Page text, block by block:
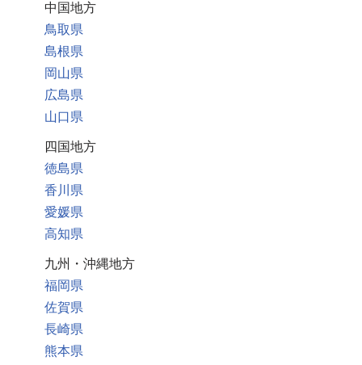
中国地方
鳥取県
島根県
岡山県
広島県
山口県
四国地方
徳島県
香川県
愛媛県
高知県
九州・沖縄地方
福岡県
佐賀県
長崎県
熊本県